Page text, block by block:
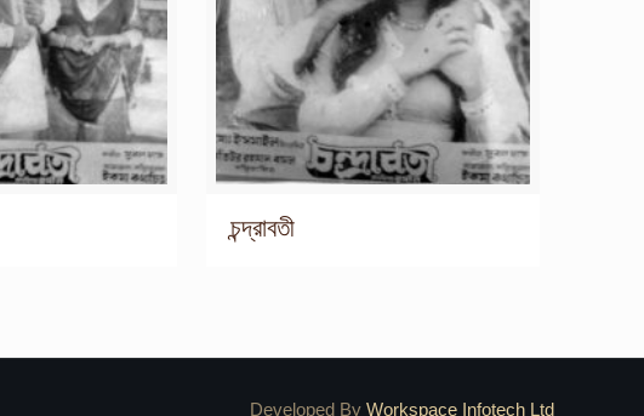
চন্দ্রাবতী
Developed By Workspace Infotech Ltd